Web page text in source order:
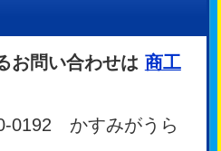
お問い合わせは 商工
0192 かすみがうら